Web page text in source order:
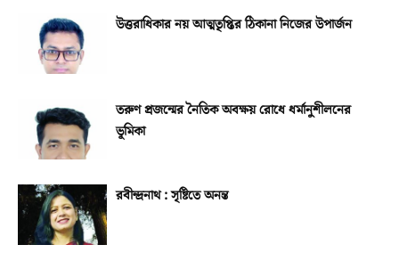
উত্তরাধিকার নয় আত্মতৃপ্তির ঠিকানা নিজের উপার্জন
তরুণ প্রজন্মের নৈতিক অবক্ষয় রোধে ধর্মানুশীলনের
ভূমিকা
রবীন্দ্রনাথ : সৃষ্টিতে অনন্ত